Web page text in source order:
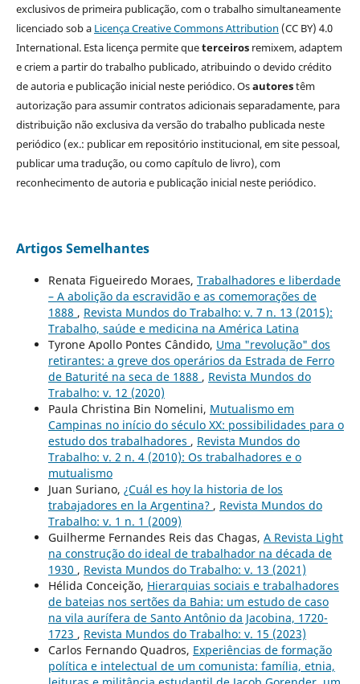
exclusivos de primeira publicação, com o trabalho simultaneamente
licenciado sob a Licença Creative Commons Attribution (CC BY) 4.0
International. Esta licença permite queterceirosremixem, adaptem
e criem a partir do trabalho publicado, atribuindo o devido crédito
de autoria e publicação inicial neste periódico. Osautorestêm
autorização para assumir contratos adicionais separadamente, para
distribuição não exclusiva da versão do trabalho publicada neste
periódico (ex.: publicar em repositório institucional, em site pessoal,
publicar uma tradução, ou como capítulo de livro), com
reconhecimento de autoria e publicação inicial neste periódico.
Artigos Semelhantes
Renata Figueiredo Moraes, Trabalhadores e liberdade
– A abolição da escravidão e as comemorações de
1888 , Revista Mundos do Trabalho: v. 7 n. 13 (2015):
Trabalho, saúde e medicina na América Latina
Tyrone Apollo Pontes Cândido, Uma "revolução" dos
retirantes: a greve dos operários da Estrada de Ferro
de Baturité na seca de 1888 , Revista Mundos do
Trabalho: v. 12 (2020)
Paula Christina Bin Nomelini, Mutualismo em
Campinas no início do século XX: possibilidades para o
estudo dos trabalhadores , Revista Mundos do
Trabalho: v. 2 n. 4 (2010): Os trabalhadores e o
mutualismo
Juan Suriano, ¿Cuál es hoy la historia de los
trabajadores en la Argentina? , Revista Mundos do
Trabalho: v. 1 n. 1 (2009)
Guilherme Fernandes Reis das Chagas, A Revista Light
na construção do ideal de trabalhador na década de
1930 , Revista Mundos do Trabalho: v. 13 (2021)
Hélida Conceição, Hierarquias sociais e trabalhadores
de bateias nos sertões da Bahia: um estudo de caso
na vila aurífera de Santo Antônio da Jacobina, 1720-
1723 , Revista Mundos do Trabalho: v. 15 (2023)
Carlos Fernando Quadros, Experiências de formação
política e intelectual de um comunista: família, etnia,